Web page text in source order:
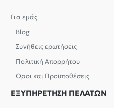
Για εμάς
Blog
Συνήθεις ερωτήσεις
Πολιτική Απορρήτου
Όροι και Προϋποθέσεις
ΕΞΥΠΗΡΕΤΗΣΗ ΠΕΛΑΤΩΝ